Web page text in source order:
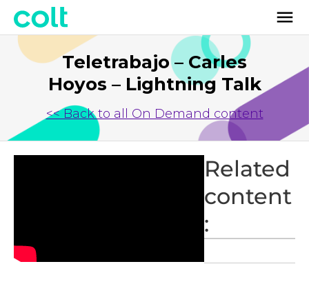
Teletrabajo – Carles
Hoyos – Lightning Talk
<< Back to all On Demand content
Related
content
: